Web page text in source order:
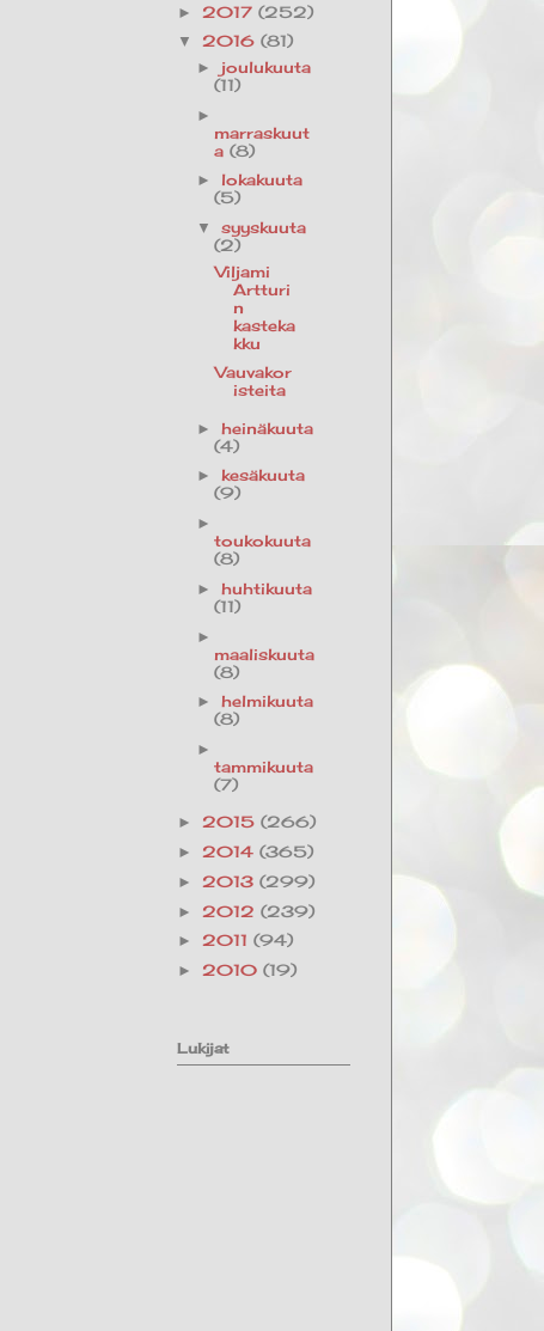
► 2017 (252)
▼ 2016 (81)
► joulukuuta
(11)
►
marraskuut
a (8)
► lokakuuta
(5)
▼ syyskuuta
(2)
Viljami
Artturi
n
kasteka
kku
Vauvakor
isteita
► heinäkuuta
(4)
► kesäkuuta
(9)
►
toukokuuta
(8)
► huhtikuuta
(11)
►
maaliskuuta
(8)
► helmikuuta
(8)
►
tammikuuta
(7)
► 2015 (266)
► 2014 (365)
► 2013 (299)
► 2012 (239)
► 2011 (94)
► 2010 (19)
Lukijat